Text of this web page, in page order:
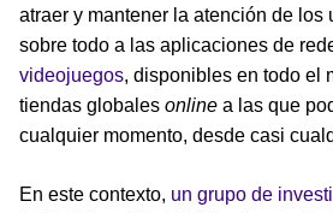
atraer y mantener la atención de los
sobre todo a las aplicaciones de
videojuegos, disponibles en todo el
tiendas globales online a las que
cualquier momento, desde casi
En este contexto, un grupo de